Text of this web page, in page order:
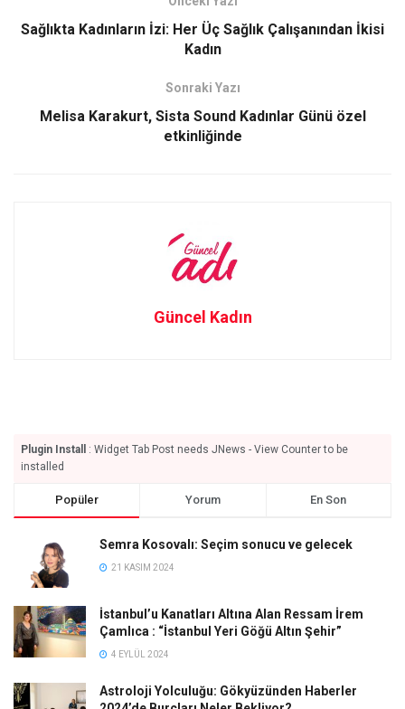
o
d
Sağlıkta Kadınların İzi: Her Üç Sağlık Çalışanından İkisi
Kadın
Sonraki Yazı
Melisa Karakurt, Sista Sound Kadınlar Günü özel
etkinliğinde
Güncel Kadın
Plugin Install
: Widget Tab Post needs JNews - View Counter to be
installed
Popüler Yorum En Son
Semra Kosovalı: Seçim sonucu ve gelecek
21 KASIM 2024
İstanbul’u Kanatları Altına Alan Ressam İrem
Çamlıca : “İstanbul Yeri Göğü Altın Şehir”
4 EYLÜL 2024
Astroloji Yolculuğu: Gökyüzünden Haberler